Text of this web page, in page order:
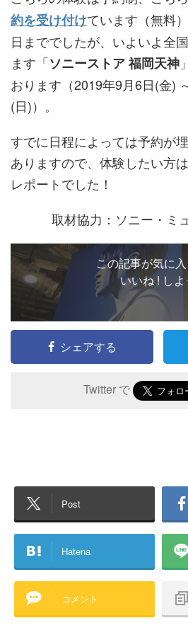
約を受け付けています（無料
日まででしたが、いよいよ全
ます「ソニーストア 福岡天神
おります（2019年9月6日(金)
(日)）。
すでに日程によっては予約が
ありますので、体験したい方
レポートでした！
取材協力：ソニー・ミ
この記事が気に
いいね ! しよ
シェアする
Twitter で
Post
Hatena
コメント